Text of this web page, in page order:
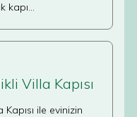
kapı…
Villa Kapısı
ile evinizin